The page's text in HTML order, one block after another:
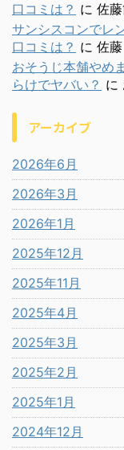
口コミは？ に 佐
サンシスコンでレ
口コミは？ に 佐藤
おそうじ本舗やめ
らけでヤバい？ に
アーカイブ
2026年6月
2026年3月
2026年1月
2025年12月
2025年11月
2025年4月
2025年3月
2025年2月
2025年1月
2024年12月